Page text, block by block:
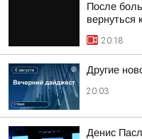
После
вернуться
20:18
Другие
20:03
Денис